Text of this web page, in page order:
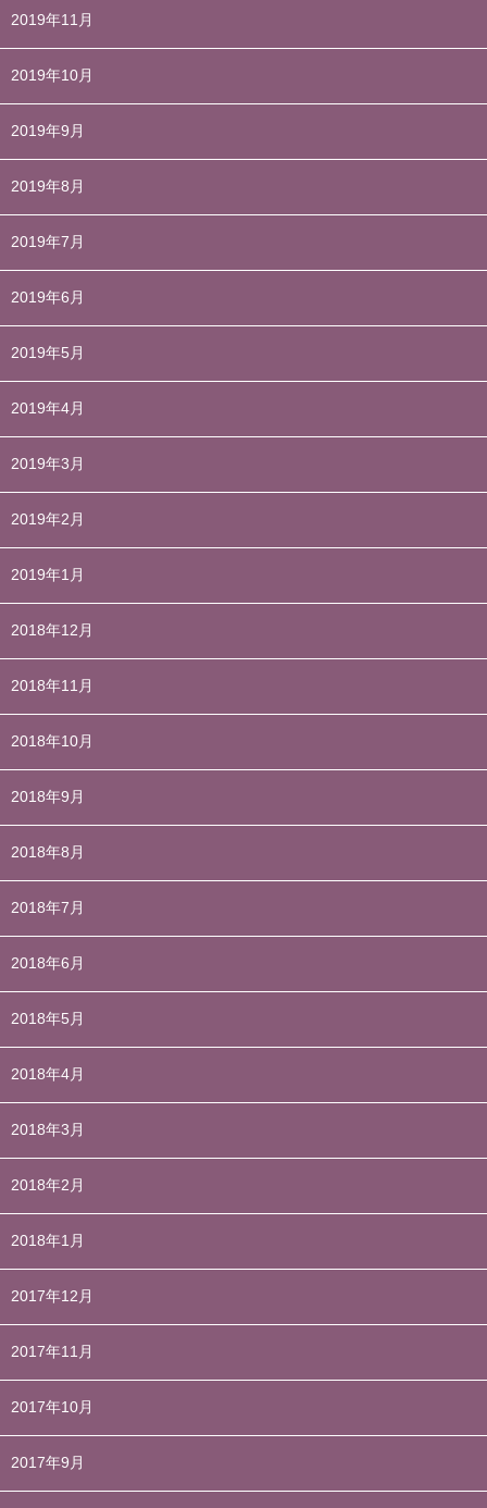
2019年11月
2019年10月
2019年9月
2019年8月
2019年7月
2019年6月
2019年5月
2019年4月
2019年3月
2019年2月
2019年1月
2018年12月
2018年11月
2018年10月
2018年9月
2018年8月
2018年7月
2018年6月
2018年5月
2018年4月
2018年3月
2018年2月
2018年1月
2017年12月
2017年11月
2017年10月
2017年9月